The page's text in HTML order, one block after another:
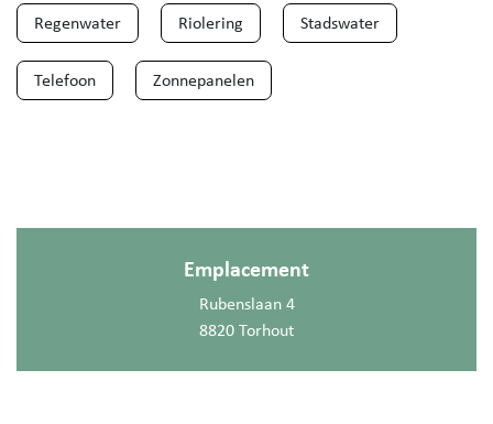
Regenwater Riolering Stadswater
Telefoon Zonnepanelen
Emplacement
Rubenslaan 4
8820 Torhout